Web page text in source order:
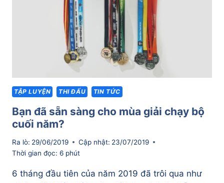
TẬP LUYỆN THI ĐẤU TIN TỨC
Bạn đã sẵn sàng cho mùa giải chạy bộ
cuối năm?
Ra lò: 29/06/2019 Cập nhật: 23/07/2019
Thời gian đọc: 6 phút
6 tháng đầu tiên của năm 2019 đã trôi qua như